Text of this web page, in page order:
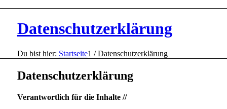
Datenschutzerklärung
Du bist hier: Startseite1 / Datenschutzerklärung
Datenschutzerklärung
Verantwortlich für die Inhalte //